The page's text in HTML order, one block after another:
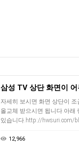
삼성 TV 상단 화면이
자세히 보시면 화면 상단이
올교체 받으시면 됩니다.아래
있습니다.http://hwsuri.com/
12,966